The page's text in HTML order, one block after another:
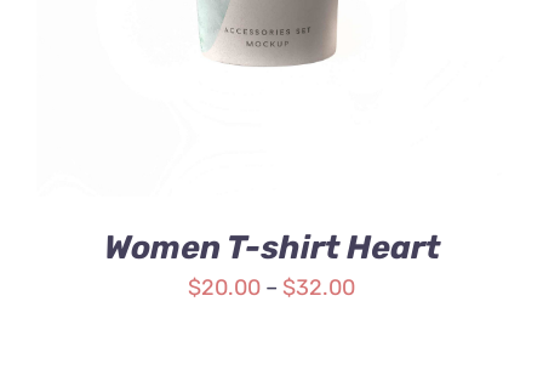
Women T-shirt Heart
$20.00 – $32.00